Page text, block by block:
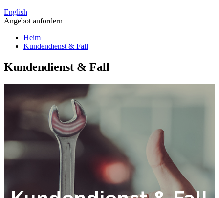
English
Angebot anfordern
Heim
Kundendienst & Fall
Kundendienst & Fall